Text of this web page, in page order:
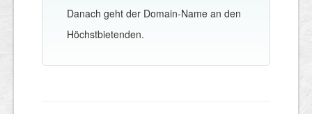
Danach geht der Domain-Name an den
Höchstbietenden.